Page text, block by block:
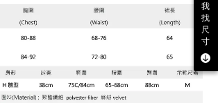
我
找
尺
寸